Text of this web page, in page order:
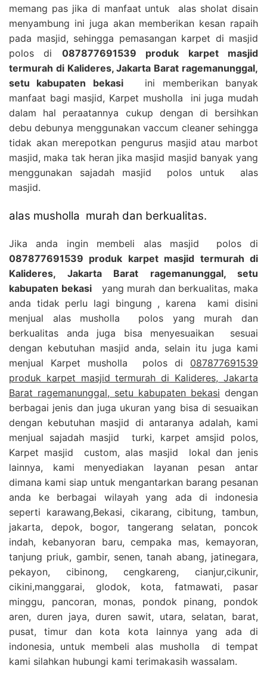
memang pas jika di manfaat untuk alas sholat disain
menyambung ini juga akan memberikan kesan rapaih
pada masjid, sehingga pemasangan karpet di masjid
polos di 087877691539 produk karpet masjid
termurah di Kalideres, Jakarta Barat ragemanunggal,
setu kabupaten bekasiini memberikan banyak
manfaat bagi masjid, Karpet musholla ini juga mudah
dalam hal peraatannya cukup dengan di bersihkan
debu debunya menggunakan vaccum cleaner sehingga
tidak akan merepotkan pengurus masjid atau marbot
masjid, maka tak heran jika masjid masjid banyak yang
menggunakan sajadah masjid polos untuk alas
masjid.
alas musholla murah dan berkualitas.
Jika anda ingin membeli alas masjid polos di
087877691539 produk karpet masjid termurah di
Kalideres, Jakarta Barat ragemanunggal, setu
kabupaten bekasiyang murah dan berkualitas, maka
anda tidak perlu lagi bingung , karena kami disini
menjual alas musholla polos yang murah dan
berkualitas anda juga bisa menyesuaikan sesuai
dengan kebutuhan masjid anda, selain itu juga kami
menjual Karpet musholla polos di 087877691539
produk karpet masjid termurah di Kalideres, Jakarta
Barat ragemanunggal, setu kabupaten bekasi dengan
berbagai jenis dan juga ukuran yang bisa di sesuaikan
dengan kebutuhan masjid di antaranya adalah, kami
menjual sajadah masjid turki, karpet amsjid polos,
Karpet masjid custom, alas masjid lokal dan jenis
lainnya, kami menyediakan layanan pesan antar
dimana kami siap untuk mengantarkan barang pesanan
anda ke berbagai wilayah yang ada di indonesia
seperti karawang,Bekasi, cikarang, cibitung, tambun,
jakarta, depok, bogor, tangerang selatan, poncok
indah, kebanyoran baru, cempaka mas, kemayoran,
tanjung priuk, gambir, senen, tanah abang, jatinegara,
pekayon, cibinong, cengkareng, cianjur,cikunir,
cikini,manggarai, glodok, kota, fatmawati, pasar
minggu, pancoran, monas, pondok pinang, pondok
aren, duren jaya, duren sawit, utara, selatan, barat,
pusat, timur dan kota kota lainnya yang ada di
indonesia, untuk membeli alas musholla di tempat
kami silahkan hubungi kami terimakasih wassalam.